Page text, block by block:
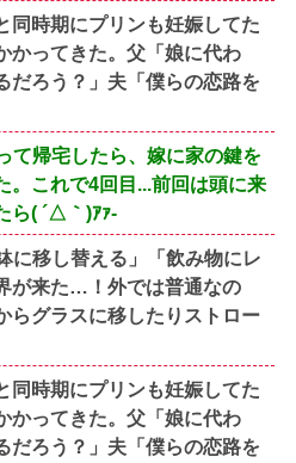
同時期にプリンも妊娠してた
ってきた。父「娘に代わ
だろう？」夫「僕らの恋路を
て帰宅したら、嫁に家の鍵を
。これで4回目...前回は頭に来
ら( ´△｀)ｱｧ-
に移し替える」「飲み物にレ
が来た…！外では普通なの
らグラスに移したりストロー
同時期にプリンも妊娠してた
ってきた。父「娘に代わ
だろう？」夫「僕らの恋路を